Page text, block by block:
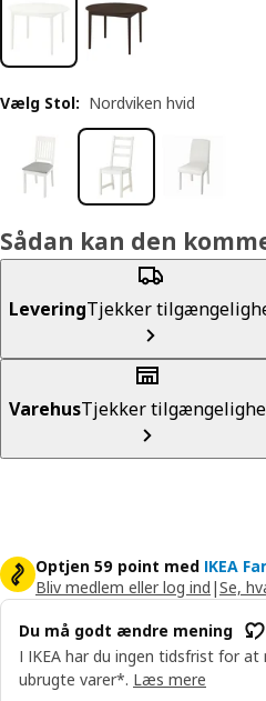
Vælg Stol: Nordviken hvid
Sådan kan den
LeveringTjekker
VarehusTjekker
Optjen 59 point med IKEA
Bliv medlem eller log ind |Se,
Du må godt ændre mening
I IKEA har du ingen tidsfrist for
ubrugte varer*. Læs mere